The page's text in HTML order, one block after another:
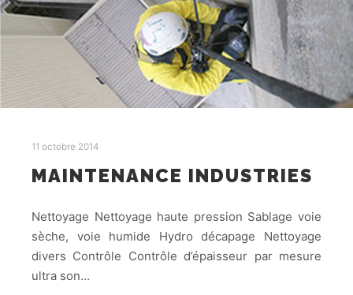
11 octobre 2014
MAINTENANCE INDUSTRIES
Nettoyage Nettoyage haute pression Sablage voie
sèche, voie humide Hydro décapage Nettoyage
divers Contrôle Contrôle d’épaisseur par mesure
ultra son…